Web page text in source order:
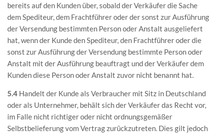
bereits auf den Kunden über, sobald der Verkäufer die Sache
dem Spediteur, dem Frachtführer oder der sonst zur Ausführung
der Versendung bestimmten Person oder Anstalt ausgeliefert
hat, wenn der Kunde den Spediteur, den Frachtführer oder die
sonst zur Ausführung der Versendung bestimmte Person oder
Anstalt mit der Ausführung beauftragt und der Verkäufer dem
Kunden diese Person oder Anstalt zuvor nicht benannt hat.
5.4 Handelt der Kunde als Verbraucher mit Sitz in Deutschland
oder als Unternehmer, behält sich der Verkäufer das Recht vor,
im Falle nicht richtiger oder nicht ordnungsgemäßer
Selbstbelieferung vom Vertrag zurückzutreten. Dies gilt jedoch